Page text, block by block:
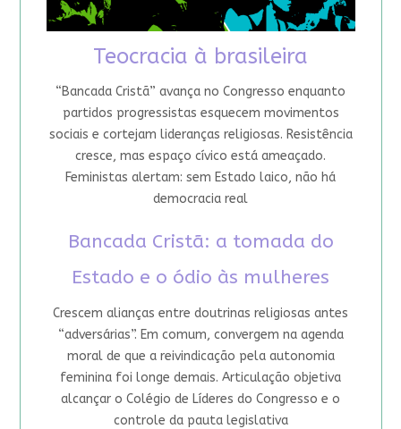
Teocracia à brasileira
“Bancada Cristã” avança no Congresso enquanto
partidos progressistas esquecem movimentos
sociais e cortejam lideranças religiosas. Resistência
cresce, mas espaço cívico está ameaçado.
Feministas alertam: sem Estado laico, não há
democracia real
Bancada Cristã: a tomada do
Estado e o ódio às mulheres
Crescem alianças entre doutrinas religiosas antes
“adversárias”. Em comum, convergem na agenda
moral de que a reivindicação pela autonomia
feminina foi longe demais. Articulação objetiva
alcançar o Colégio de Líderes do Congresso e o
controle da pauta legislativa